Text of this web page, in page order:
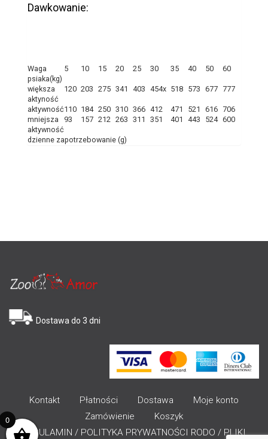
Dawkowanie:
Waga
psiaka(kg)
5 10 15 20 25 30 35 40 50 60
większa
aktyność
120 203 275 341 403 454x 518 573 677 777
aktywność110 184 250 310 366 412 471 521 616 706
mniejsza
aktywność
93 157 212 263 311 351 401 443 524 600
dzienne zapotrzebowanie (g)
Dostawa do 3 dni
Kontakt Płatności Dostawa
Moje konto
Zamówienie
Koszyk
REGULAMIN / POLITYKA PRYWATNOŚCI RODO / PLIKI
0